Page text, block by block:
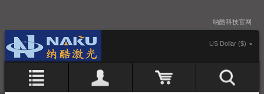
纳酷科技官网
US Dollar ($)